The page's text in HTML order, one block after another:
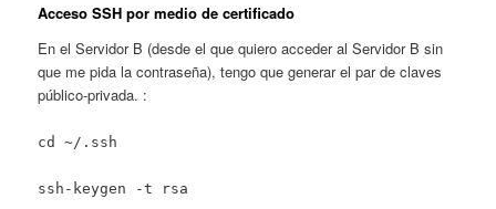
Acceso SSH por medio de certificado
En el Servidor B (desde el que quiero acceder al Servidor B sin
que me pida la contraseña), tengo que generar el par de claves
público-privada. :
cd ~/.ssh
ssh-keygen -t rsa